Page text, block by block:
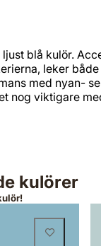
blå kulör.
leker
med nyan-
nog viktigare
kulörer